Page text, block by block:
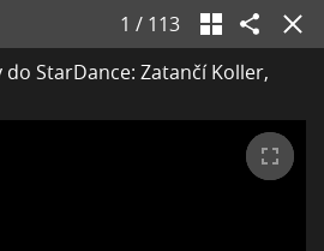
1 / 113
do StarDance: Zatančí Koller,